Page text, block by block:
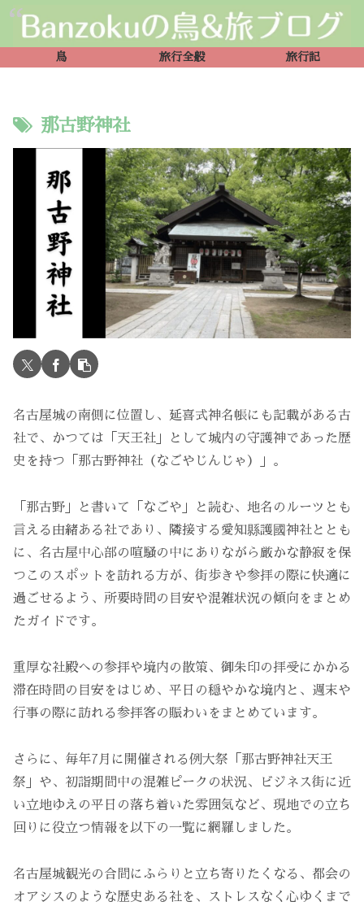
鳥 旅行全般 旅行記
那古野神社
名古屋城の南側に位置し、延喜式神名帳にも記載がある古
社で、かつては「天王社」として城内の守護神であった歴
史を持つ「那古野神社（なごやじんじゃ）」。
「那古野」と書いて「なごや」と読む、地名のルーツとも
言える由緒ある社であり、隣接する愛知縣護國神社ととも
に、名古屋中心部の喧騒の中にありながら厳かな静寂を保
つこのスポットを訪れる方が、街歩きや参拝の際に快適に
過ごせるよう、所要時間の目安や混雑状況の傾向をまとめ
たガイドです。
重厚な社殿への参拝や境内の散策、御朱印の拝受にかかる
滞在時間の目安をはじめ、平日の穏やかな境内と、週末や
行事の際に訪れる参拝客の賑わいをまとめています。
さらに、毎年7月に開催される例大祭「那古野神社天王
祭」や、初詣期間中の混雑ピークの状況、ビジネス街に近
い立地ゆえの平日の落ち着いた雰囲気など、現地での立ち
回りに役立つ情報を以下の一覧に網羅しました。
名古屋城観光の合間にふらりと立ち寄りたくなる、都会の
オアシスのような歴史ある社を、ストレスなく心ゆくまで